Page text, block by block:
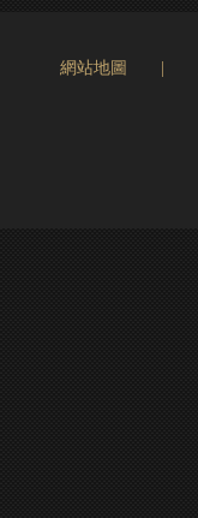
網站地圖